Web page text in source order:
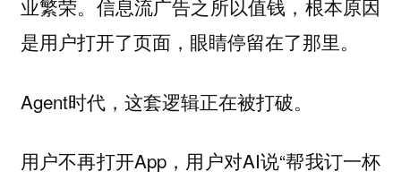
业繁荣。信息流广告之所以值钱，根本原因
是用户打开了页面，眼睛停留在了那里。
Agent时代，这套逻辑正在被打破。
用户不再打开App，用户对AI说“帮我订一杯